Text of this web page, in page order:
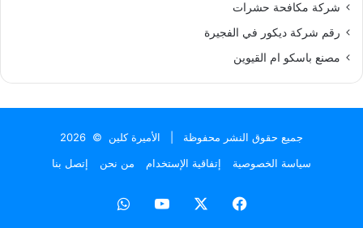
شركة مكافحة حشرات
رقم شركة ديكور في الفجيرة
مصنع باسكو ام القيوين
جميع حقوق النشر محفوظة | الأميرة كلين © 2026
سياسة الخصوصية
إتفاقية الإستخدام من نحن إتصل بنا
فيسبوك يوتيوبواتساب